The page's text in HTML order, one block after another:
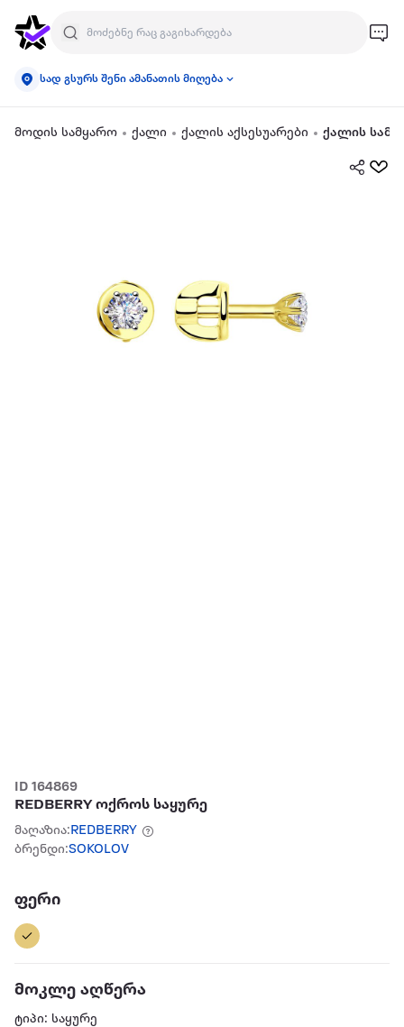
სად გსურს შენი ამანათის მიღება
მოდის სამყარო ქალი ქალის აქსესუარები ქალის
ID 164869
REDBERRY ოქროს საყურე
მაღაზია:REDBERRY
ბრენდი:SOKOLOV
ფერი
მოკლე აღწერა
ტიპი: საყურე